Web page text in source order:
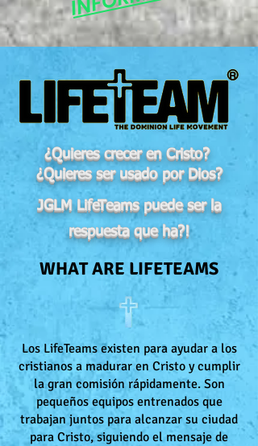
¿Quieres crecer en Cristo?
¿Quieres ser usado por Dios?
JGLM LifeTeams puede ser la
respuesta que ha?!
WHAT ARE LIFETEAMS
Los LifeTeams existen para ayudar a los
cristianos a madurar en Cristo y cumplir
la gran comisión rápidamente. Son
pequeños equipos entrenados que
trabajan juntos para alcanzar su ciudad
para Cristo, siguiendo el mensaje de